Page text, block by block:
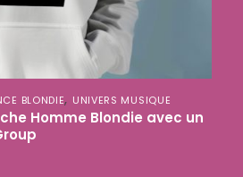
BLONDIE, UNIVERS MUSIQUE
Homme Blondie avec un